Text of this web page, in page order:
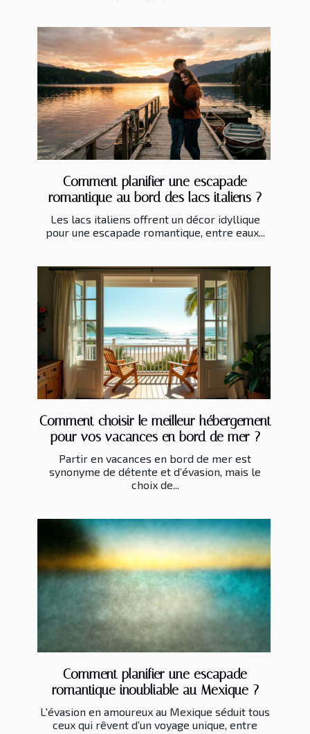
Comment planifier une escapade
romantique au bord des lacs italiens ?
Les lacs italiens offrent un décor idyllique
pour une escapade romantique, entre eaux...
Comment choisir le meilleur hébergement
pour vos vacances en bord de mer ?
Partir en vacances en bord de mer est
synonyme de détente et d’évasion, mais le
choix de...
Comment planifier une escapade
romantique inoubliable au Mexique ?
L'évasion en amoureux au Mexique séduit tous
ceux qui rêvent d’un voyage unique, entre